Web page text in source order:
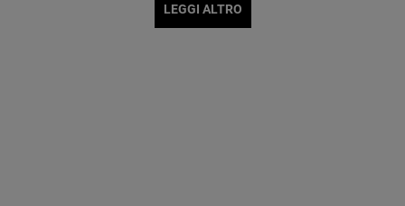
LEGGI ALTRO